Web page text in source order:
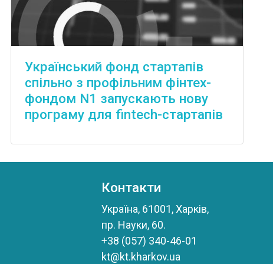
Український фонд стартапів
спільно з профільним фінтех-
фондом N1 запускають нову
програму для fintech-стартапів
Контакти
Україна, 61001, Харків,
пр. Науки, 60.
+38 (057) 340-46-01
kt@kt.kharkov.ua